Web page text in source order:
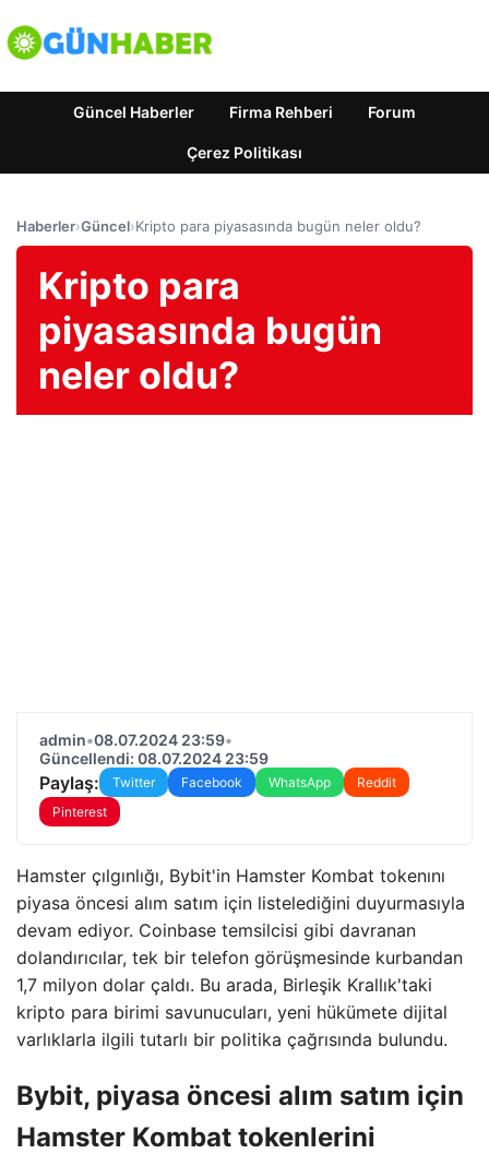
Güncel Haberler Firma Rehberi Forum
Çerez Politikası
Haberler›Güncel›Kripto para piyasasında bugün neler oldu?
Kripto para
piyasasında bugün
neler oldu?
admin•08.07.2024 23:59•
Güncellendi: 08.07.2024 23:59
Paylaş: Twitter Facebook WhatsApp
Reddit
Pinterest
Hamster çılgınlığı, Bybit'in Hamster Kombat tokenını
piyasa öncesi alım satım için listelediğini duyurmasıyla
devam ediyor. Coinbase temsilcisi gibi davranan
dolandırıcılar, tek bir telefon görüşmesinde kurbandan
1,7 milyon dolar çaldı. Bu arada, Birleşik Krallık'taki
kripto para birimi savunucuları, yeni hükümete dijital
varlıklarla ilgili tutarlı bir politika çağrısında bulundu.
Bybit, piyasa öncesi alım satım için
Hamster Kombat tokenlerini